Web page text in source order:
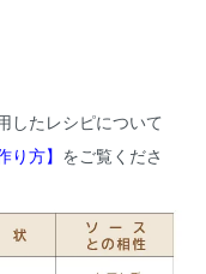
したレシピについて
り方】 をご覧くださ